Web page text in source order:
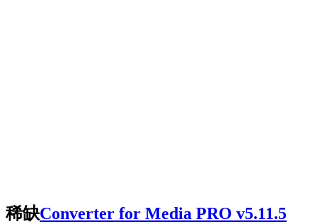
稀缺Converter for Media PRO v5.11.5